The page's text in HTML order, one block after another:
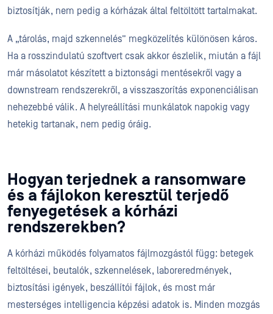
biztosítják, nem pedig a kórházak által feltöltött tartalmakat.
A „tárolás, majd szkennelés” megközelítés különösen káros.
Ha a rosszindulatú szoftvert csak akkor észlelik, miután a fájl
már másolatot készített a biztonsági mentésekről vagy a
downstream rendszerekről, a visszaszorítás exponenciálisan
nehezebbé válik. A helyreállítási munkálatok napokig vagy
hetekig tartanak, nem pedig óráig.
Hogyan terjednek a ransomware
és a fájlokon keresztül terjedő
fenyegetések a kórházi
rendszerekben?
A kórházi működés folyamatos fájlmozgástól függ: betegek
feltöltései, beutalók, szkennelések, laboreredmények,
biztosítási igények, beszállítói fájlok, és most már
mesterséges intelligencia képzési adatok is. Minden mozgás